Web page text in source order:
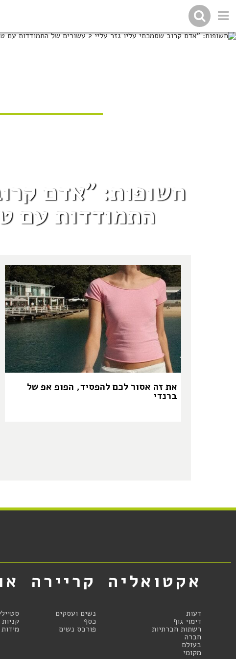
התמודדות עם
את זה אסור לכם להפסיד, הפופ אפ של
ברנדי
אקטואליה
דעות
דימוי גוף
רשתות חברתיות
חברה
בעולם
מקומי
קריירה
נשים ועסקים
כסף
פורבס נשים